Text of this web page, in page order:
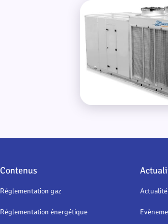
Rooftop électrique à
Contenus
Réglementation gaz
Réglementation énergétique